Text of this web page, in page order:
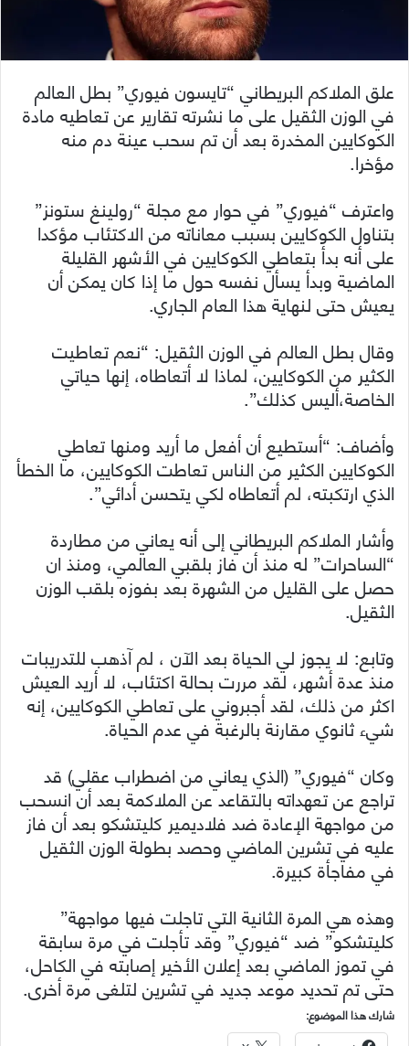
علق الملاكم البريطاني “تايسون فيوري” بطل العالم
في الوزن الثقيل على ما نشرته تقارير عن تعاطيه مادة
الكوكايين المخدرة بعد أن تم سحب عينة دم منه
مؤخرا.
واعترف “فيوري” في حوار مع مجلة “رولينغ ستونز”
بتناول الكوكايين بسبب معاناته من الاكتئاب مؤكدا
على أنه بدأ بتعاطي الكوكايين في الأشهر القليلة
الماضية وبدأ يسأل نفسه حول ما إذا كان يمكن أن
يعيش حتى لنهاية هذا العام الجاري.
وقال بطل العالم في الوزن الثقيل: “نعم تعاطيت
الكثير من الكوكايين، لماذا لا أتعاطاه، إنها حياتي
الخاصة،أليس كذلك”.
وأضاف: “أستطيع أن أفعل ما أريد ومنها تعاطي
الكوكايين الكثير من الناس تعاطت الكوكايين، ما الخطأ
الذي ارتكبته، لم أتعاطاه لكي يتحسن أدائي”.
وأشار الملاكم البريطاني إلى أنه يعاني من مطاردة
“الساحرات” له منذ أن فاز بلقبي العالمي، ومنذ ان
حصل على القليل من الشهرة بعد بفوزه بلقب الوزن
الثقيل.
وتابع: لا يجوز لي الحياة بعد الآن ، لم آذهب للتدريبات
منذ عدة أشهر، لقد مررت بحالة اكتئاب، لا أريد العيش
اكثر من ذلك، لقد أجبروني على تعاطي الكوكايين، إنه
شيء ثانوي مقارنة بالرغبة في عدم الحياة.
وكان “فيوري” (الذي يعاني من اضطراب عقلي) قد
تراجع عن تعهداته بالتقاعد عن الملاكمة بعد أن انسحب
من مواجهة الإعادة ضد فلاديمير كليتشكو بعد أن فاز
عليه في تشرين الماضي وحصد بطولة الوزن الثقيل
في مفاجأة كبيرة.
وهذه هي المرة الثانية التي تاجلت فيها مواجهة”
كليتشكو” ضد “فيوري” وقد تأجلت في مرة سابقة
في تموز الماضي بعد إعلان الأخير إصابته في الكاحل،
حتى تم تحديد موعد جديد في تشرين لتلغى مرة أخرى.
شارك هذا الموضوع: